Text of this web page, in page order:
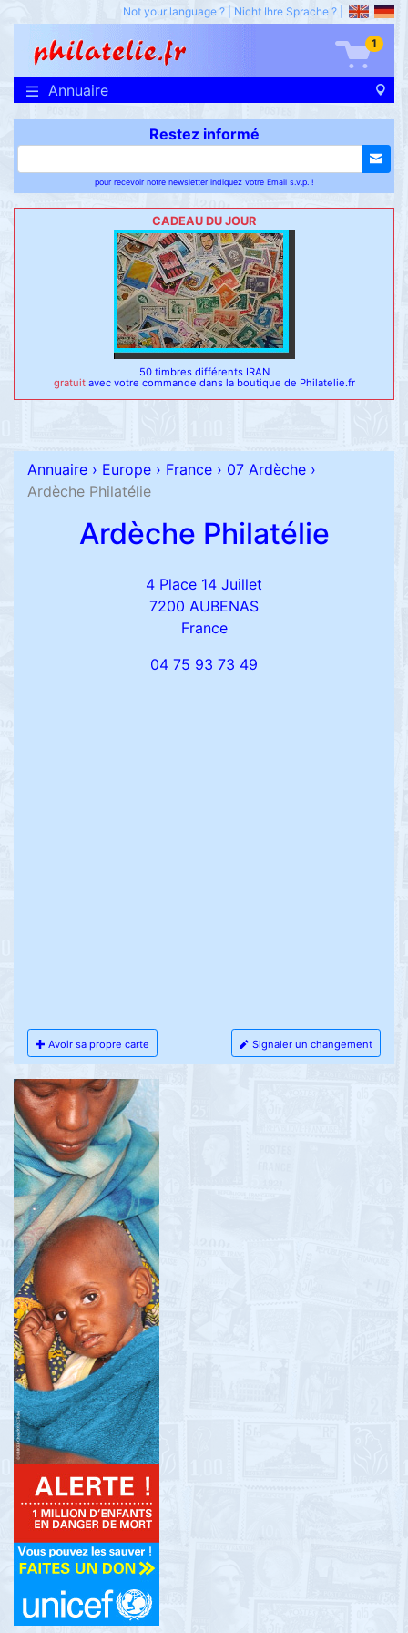
Not your language ? Nicht Ihre Sprache ?
1
Annuaire
Restez informé
pour recevoir notre newsletter indiquez votre Email s.v.p. !
CADEAU DU JOUR
50 timbres différents IRAN
gratuit avec votre commande dans la boutique de Philatelie.fr
Annuaire › Europe › France › 07 Ardèche ›
Ardèche Philatélie
Ardèche Philatélie
4 Place 14 Juillet
7200 AUBENAS
France
04 75 93 73 49
Avoir sa propre carte Signaler un changement